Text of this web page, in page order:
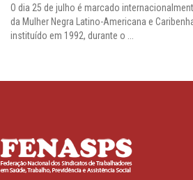
O dia 25 de julho é marcado
da Mulher Negra Latino-Americana e
instituído em 1992, durante o ...